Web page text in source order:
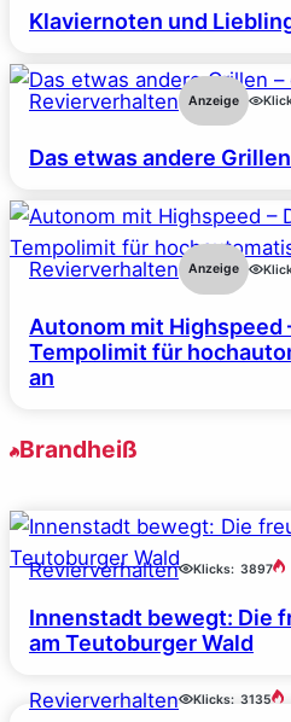
Klaviernoten und
Revierverhalten Anzeige
Das etwas andere
Revierverhalten Anzeige
Autonom mit Highspeed
Tempolimit für
an
Brandheiß
Revierverhalten Klicks: 3897
Innenstadt bewegt: Die
am Teutoburger Wald
Revierverhalten Klicks: 3135